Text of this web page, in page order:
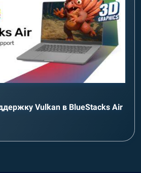
Vulkan в BlueStacks Air